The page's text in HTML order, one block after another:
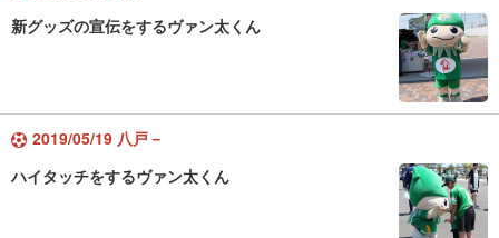
新グッズの宣伝をするヴァン太くん
2019/05/19 八戸－
ハイタッチをするヴァン太くん